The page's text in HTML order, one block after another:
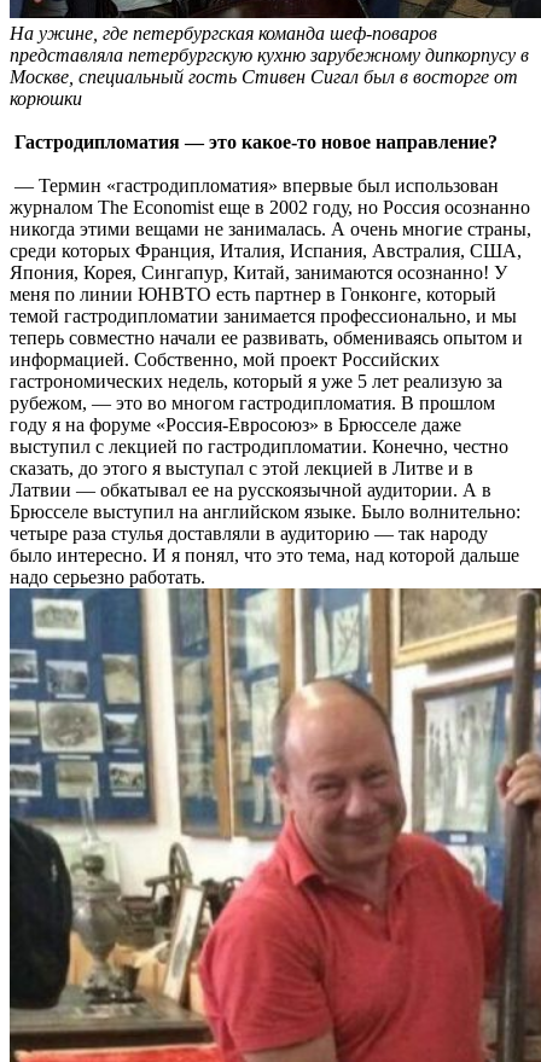
На ужине, где петербургская команда шеф-поваров
представляла петербургскую кухню зарубежному дипкорпусу в
Москве, специальный гость Стивен Сигал был в восторге от
корюшки
Гастродипломатия — это какое-то новое направление?
— Термин «гастродипломатия» впервые был использован
журналом The Economist еще в 2002 году, но Россия осознанно
никогда этими вещами не занималась. А очень многие страны,
среди которых Франция, Италия, Испания, Австралия, США,
Япония, Корея, Сингапур, Китай, занимаются осознанно! У
меня по линии ЮНВТО есть партнер в Гонконге, который
темой гастродипломатии занимается профессионально, и мы
теперь совместно начали ее развивать, обмениваясь опытом и
информацией. Собственно, мой проект Российских
гастрономических недель, который я уже 5 лет реализую за
рубежом, — это во многом гастродипломатия. В прошлом
году я на форуме «Россия-Евросоюз» в Брюсселе даже
выступил с лекцией по гастродипломатии. Конечно, честно
сказать, до этого я выступал с этой лекцией в Литве и в
Латвии — обкатывал ее на русскоязычной аудитории. А в
Брюсселе выступил на английском языке. Было волнительно:
четыре раза стулья доставляли в аудиторию — так народу
было интересно. И я понял, что это тема, над которой дальше
надо серьезно работать.